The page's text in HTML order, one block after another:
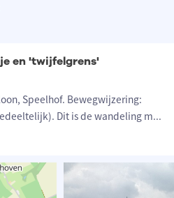
en 'twijfelgrens'
Speelhof. Bewegwijzering:
Dit is de wandeling m...